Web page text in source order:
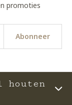
promoties
Abonneer
houten